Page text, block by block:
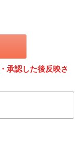
承認した後反映さ